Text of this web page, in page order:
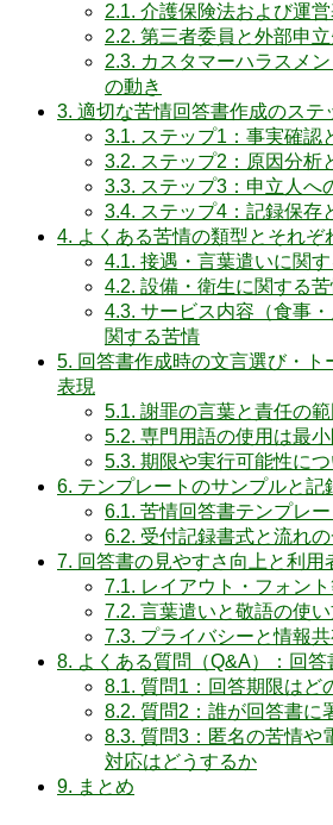
2.1. 介護保険法および運
2.2. 第三者委員と外部申立
2.3. カスタマーハラスメ
の動き
3. 適切な苦情回答書作成のステ
3.1. ステップ1：事実確認
3.2. ステップ2：原因分析
3.3. ステップ3：申立人へ
3.4. ステップ4：記録保存
4. よくある苦情の類型とそれぞ
4.1. 接遇・言葉遣いに関
4.2. 設備・衛生に関する
4.3. サービス内容（食事
関する苦情
5. 回答書作成時の文言選び・ト
表現
5.1. 謝罪の言葉と責任の
5.2. 専門用語の使用は最
5.3. 期限や実行可能性に
6. テンプレートのサンプルと記
6.1. 苦情回答書テンプレ
6.2. 受付記録書式と流れ
7. 回答書の見やすさ向上と利用
7.1. レイアウト・フォン
7.2. 言葉遣いと敬語の使
7.3. プライバシーと情報
8. よくある質問（Q&A）：回
8.1. 質問1：回答期限はど
8.2. 質問2：誰が回答書に
8.3. 質問3：匿名の苦情や
対応はどうするか
9. まとめ